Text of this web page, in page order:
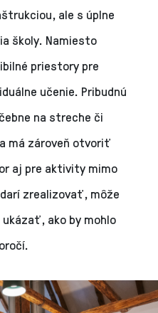
ale s úplne
školy. Namiesto
priestory pre
učenie. Pribudnú
na streche či
má zároveň otvoriť
aj pre aktivity mimo
zrealizovať, môže
ako by mohlo